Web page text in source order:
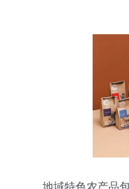
地域特色农产品